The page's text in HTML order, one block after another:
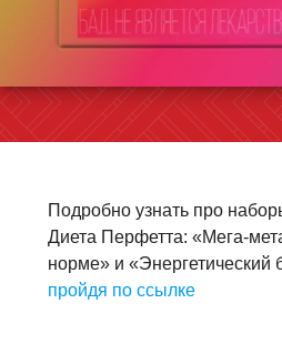
Подробно узнать про
Диета Перфетта: «Мега-
норме» и «Энергетический
пройдя по ссылке